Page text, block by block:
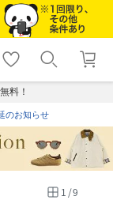
shopping_cart lock_outline
ログイン
料！
のお知らせ
1 /9